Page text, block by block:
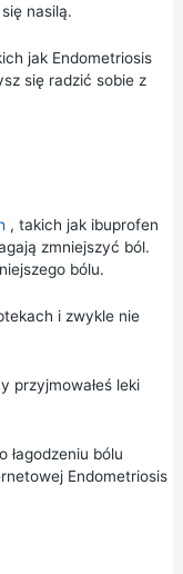
nasilą.
jak Endometriosis
się radzić sobie z
, takich jak ibuprofen
zmniejszyć ból.
bólu.
i zwykle nie
przyjmowałeś leki
łagodzeniu bólu
Endometriosis